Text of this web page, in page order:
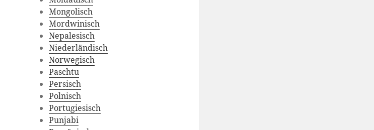
Mongolisch
Mordwinisch
Nepalesisch
Niederländisch
Norwegisch
Paschtu
Persisch
Polnisch
Portugiesisch
Punjabi